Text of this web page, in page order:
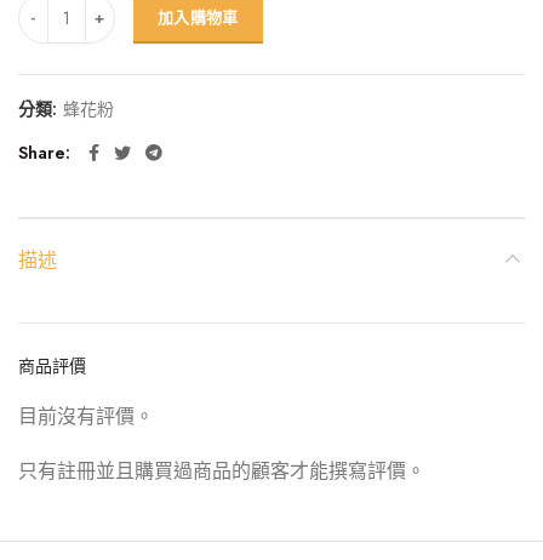
加入購物車
分類: 蜂花粉
Share
描述
商品評價
目前沒有評價。
只有註冊並且購買過商品的顧客才能撰寫評價。